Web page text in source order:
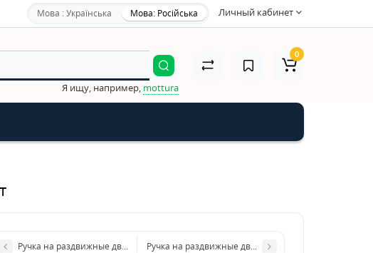
Личный кабинет
Мова : Українська Мова: Російська
Я ищу, например, mottura
0
Ручка на раздвижные двери Colombo Design ID411, матовый винтаж
Ручка на раздвижные двери Colombo Design ID411,